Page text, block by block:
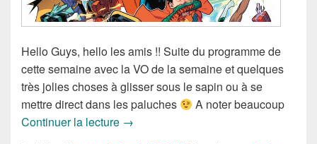
Hello Guys, hello les amis !! Suite du programme de
cette semaine avec la VO de la semaine et quelques
très jolies choses à glisser sous le sapin ou à se
mettre direct dans les paluches
A noter beaucoup
Continuer la lecture Sorties des Comics VO de la
→